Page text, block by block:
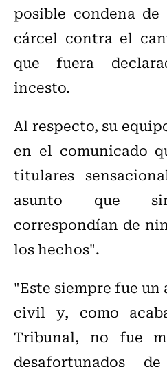
posible condena de
cárcel contra el
que fuera
incesto.
Al respecto, su
en el comunicado
titulares
asunto que
correspondían de
los hechos".
"Este siempre fue
civil y, como
Tribunal, no fue
desafortunados